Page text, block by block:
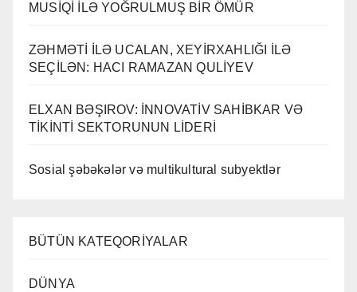
MUSİQİ İLƏ YOĞRULMUŞ BİR ÖMÜR
ZƏHMƏTİ İLƏ UCALAN, XEYİRXAHLIĞI İLƏ
SEÇİLƏN: HACI RAMAZAN QULİYEV
ELXAN BƏŞIROV: İNNOVATİV SAHİBKAR VƏ
TİKİNTİ SEKTORUNUN LİDERİ
Sosial şəbəkələr və multikultural subyektlər
BÜTÜN KATEQORİYALAR
DÜNYA